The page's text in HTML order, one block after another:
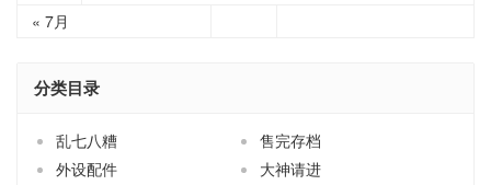
« 7月
分类目录
乱七八糟
售完存档
外设配件
大神请进